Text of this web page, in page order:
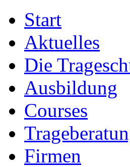
Start
Aktuelles
Die
Ausbildung
Courses
Firmen